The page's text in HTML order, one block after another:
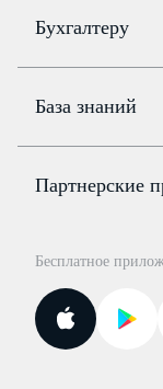
Бухгалтеру
Цены
Бюро
Консультации по учёту
Курсы повышения
Госпроверки
Поиск ответа на вопрос
Новости
База знаний
Партнерские
Для самозанятых
Бесплатное